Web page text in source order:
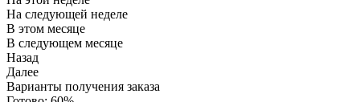
На следующей неделе
В этом месяце
В следующем месяце
Назад
Далее
Варианты получения заказа